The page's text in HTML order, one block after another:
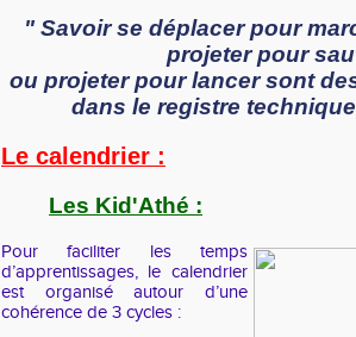
" Savoirse déplacer pour
projeter pour
ou projeter pour lancersont
dans le registre
Le calendrier :
Les Kid'Athé :
Pour faciliter les temps
d’apprentissages, le calendrier
est organisé autour d’une
cohérence de 3 cycles :